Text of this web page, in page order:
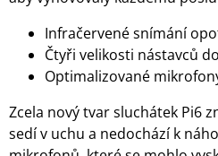
Infračervené snímání
Čtyři velikosti nástavců
Optimalizované
Zcela nový tvar sluchátek Pi6
sedí v uchu a nedochází k